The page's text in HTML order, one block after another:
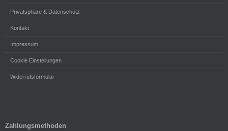
Privatsphäre & Datenschutz
Kontakt
Impressum
Cookie Einstellungen
Widerrufsformular
Zahlungsmethoden